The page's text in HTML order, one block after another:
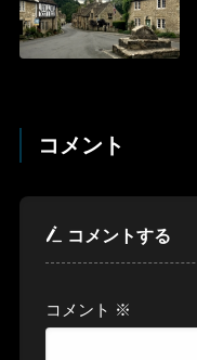
コメント
コメントする
コメント ※